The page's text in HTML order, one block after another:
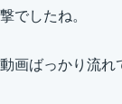
撃でしたね。
動画ばっかり流れ